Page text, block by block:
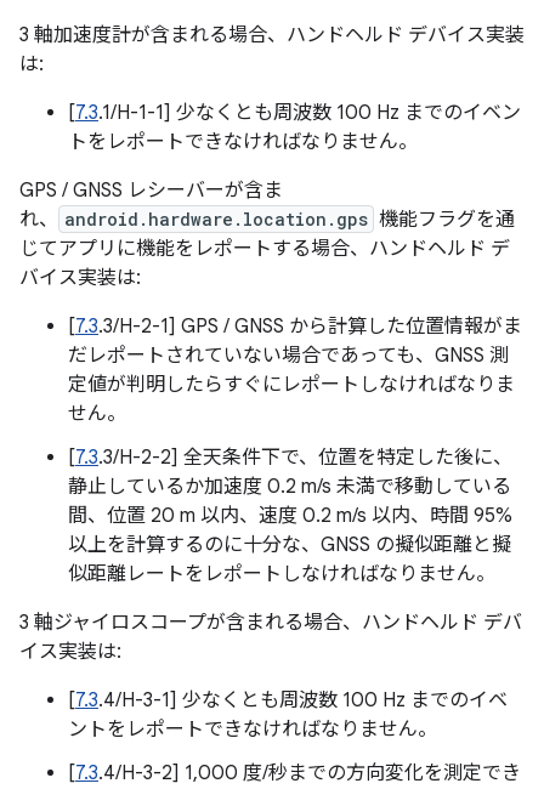
3 軸加速度計が含まれる場合、ハンドヘルド デバイス実装
は:
[7.3.1/H-1-1] 少なくとも周波数 100 Hz までのイベン
トをレポートできなければなりません。
GPS / GNSS レシーバーが含ま
れ、
android.hardware.location.gps 機能フラグを通
じてアプリに機能をレポートする場合、ハンドヘルド デ
バイス実装は:
[7.3.3/H-2-1] GPS / GNSS から計算した位置情報がま
だレポートされていない場合であっても、GNSS 測
定値が判明したらすぐにレポートしなければなりま
せん。
[7.3.3/H-2-2] 全天条件下で、位置を特定した後に、
静止しているか加速度 0.2 m/s 未満で移動している
間、位置 20 m 以内、速度 0.2 m/s 以内、時間 95%
以上を計算するのに十分な、GNSS の擬似距離と擬
似距離レートをレポートしなければなりません。
3 軸ジャイロスコープが含まれる場合、ハンドヘルド デバ
イス実装は:
[7.3.4/H-3-1] 少なくとも周波数 100 Hz までのイベ
ントをレポートできなければなりません。
[7.3.4/H-3-2] 1,000 度/秒までの方向変化を測定でき